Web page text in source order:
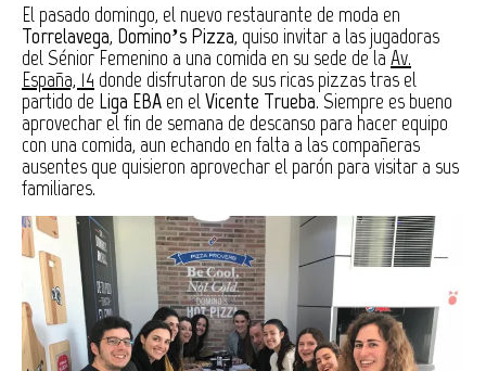
El pasado domingo, el nuevo restaurante de moda en
Torrelavega, Domino’s Pizza, quiso invitar a las jugadoras
del Sénior Femenino a una comida en su sede de laAv.
España, 14 donde disfrutaron de sus ricas pizzas tras el
partido de Liga EBA en elVicente Trueba. Siempre es bueno
aprovechar el fin de semana de descanso para hacer equipo
con una comida, aun echando en falta a las compañeras
ausentes que quisieron aprovechar el parón para visitar a sus
familiares.